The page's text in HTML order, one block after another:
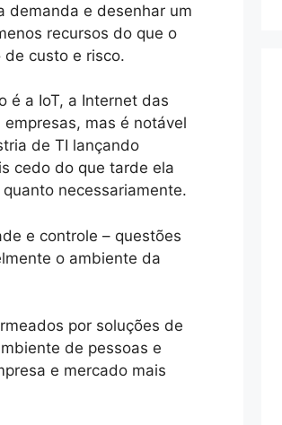
demanda e desenhar um
recursos do que o
de custo e risco.
é a IoT, a Internet das
mas é notável
de TI lançando
cedo do que tarde ela
necessariamente.
e controle – questões
o ambiente da
por soluções de
de pessoas e
e mercado mais